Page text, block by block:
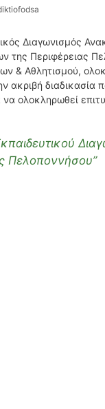
Διαγωνισμός
της Περιφέρειας
& Αθλητισμού,
ακριβή
να ολοκληρωθεί
Πελοποννήσου”